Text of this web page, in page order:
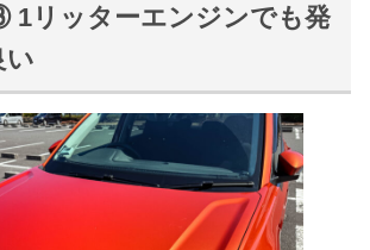
1リッターエンジンでも発
い